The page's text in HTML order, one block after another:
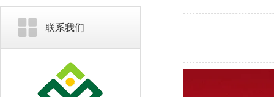
联系我们